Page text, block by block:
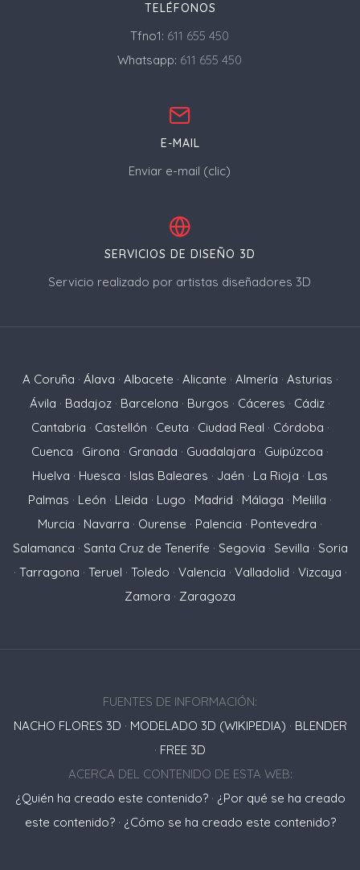
TELÉFONOS
Tfno1: 611 655 450
Whatsapp: 611 655 450
E-MAIL
Enviar e-mail (clic)
SERVICIOS DE DISEÑO 3D
Servicio realizado por artistas diseñadores 3D
A Coruña · Álava · Albacete · Alicante · Almería · Asturias ·
Ávila · Badajoz · Barcelona · Burgos · Cáceres · Cádiz ·
Cantabria · Castellón · Ceuta · Ciudad Real · Córdoba ·
Cuenca · Girona · Granada · Guadalajara · Guipúzcoa ·
Huelva · Huesca · Islas Baleares · Jaén · La Rioja · Las
Palmas · León · Lleida · Lugo · Madrid · Málaga · Melilla ·
Murcia · Navarra · Ourense · Palencia · Pontevedra ·
Salamanca · Santa Cruz de Tenerife · Segovia · Sevilla · Soria
· Tarragona · Teruel · Toledo · Valencia · Valladolid · Vizcaya ·
Zamora · Zaragoza
FUENTES DE INFORMACIÓN:
NACHO FLORES 3D · MODELADO 3D (WIKIPEDIA) · BLENDER
· FREE 3D
ACERCA DEL CONTENIDO DE ESTA WEB:
¿Quién ha creado este contenido?· ¿Por qué se ha creado
este contenido?· ¿Cómo se ha creado este contenido?